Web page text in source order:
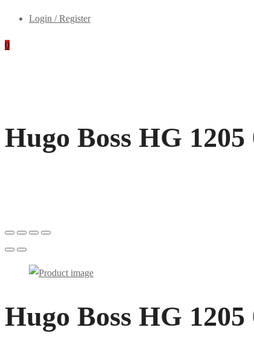
Login / Register
0
Hugo Boss HG
Hugo Boss HG